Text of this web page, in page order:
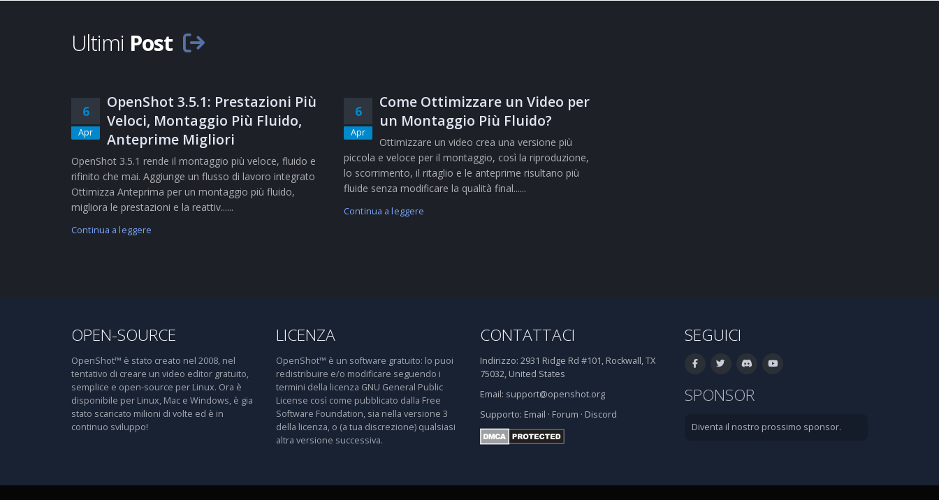
Ultimi Post
6
Apr
OpenShot 3.5.1: Prestazioni Più
Veloci, Montaggio Più Fluido,
Anteprime Migliori
OpenShot 3.5.1 rende il montaggio più veloce, fluido e
rifinito che mai. Aggiunge un flusso di lavoro integrato
Ottimizza Anteprima per un montaggio più fluido,
migliora le prestazioni e la reattiv......
Continua a leggere
6
Apr
Come Ottimizzare un Video per
un Montaggio Più Fluido?
Ottimizzare un video crea una versione più
piccola e veloce per il montaggio, così la riproduzione,
lo scorrimento, il ritaglio e le anteprime risultano più
fluide senza modificare la qualità final......
Continua a leggere
OPEN-SOURCE
OpenShot™ è stato creato nel 2008, nel
tentativo di creare un video editor gratuito,
semplice e open-source per Linux. Ora è
disponibile per Linux, Mac e Windows, è gia
stato scaricato milioni di volte ed è in
continuo sviluppo!
LICENZA
OpenShot™ è un software gratuito: lo puoi
redistribuire e/o modificare seguendo i
termini della licenza GNU General Public
License così come pubblicato dalla Free
Software Foundation, sia nella versione 3
della licenza, o (a tua discrezione) qualsiasi
altra versione successiva.
CONTATTACI
Indirizzo: 2931 Ridge Rd #101, Rockwall, TX
75032, United States
Email: support@openshot.org
Supporto: Email · Forum · Discord
SEGUICI
SPONSOR
Diventa il nostro prossimo sponsor.